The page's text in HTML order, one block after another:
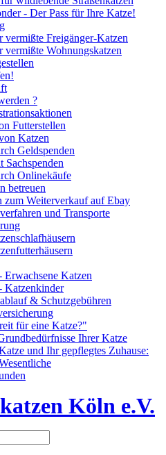
- Der Pass für Ihre Katze!
vermißte Freigänger-Katzen
vermißte Wohnungskatzen
?
Futterstellen
Katzen
Geldspenden
Onlinekäufe
betreuen
zum Weiterverkauf auf Ebay
und Transporte
Erwachsene Katzen
Katzenkinder
& Schutzgebühren
für eine Katze?"
Ihrer Katze
und Ihr gepflegtes Zuhause:
Köln e.V.